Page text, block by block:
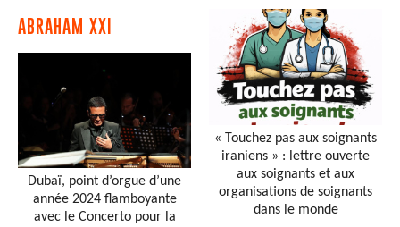
ABRAHAM XXI
Dubaï, point d’orgue d’une
année 2024 flamboyante
avec le Concerto pour la
« Touchez pas aux soignants
iraniens » : lettre ouverte
aux soignants et aux
organisations de soignants
dans le monde